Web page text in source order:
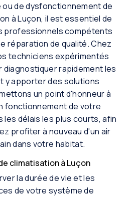
ou de dysfonctionnement de
à Luçon, il est essentiel de
professionnels compétents
réparation de qualité. Chez
techniciens expérimentés
rapidement les
y apporter des solutions
un point d'honneur à
fonctionnement de votre
les délais les plus courts, afin
profiter à nouveau d'un air
dans votre habitat.
climatisation à Luçon
la durée de vie et les
de votre système de